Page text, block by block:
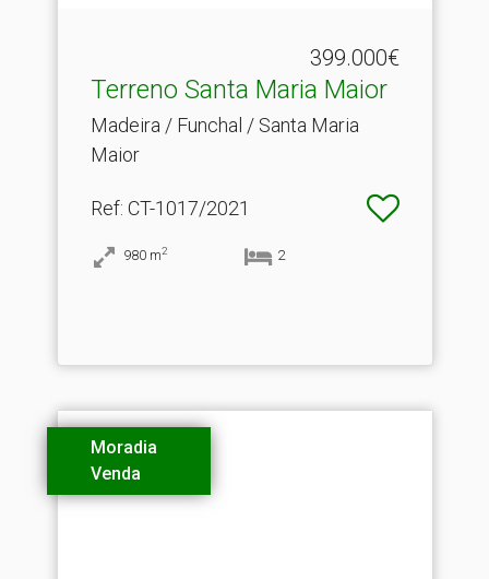
399.000€
Terreno Santa Maria Maior
Madeira / Funchal / Santa Maria
Maior
Ref: CT-1017/2021
980 m2 2
Moradia
Venda